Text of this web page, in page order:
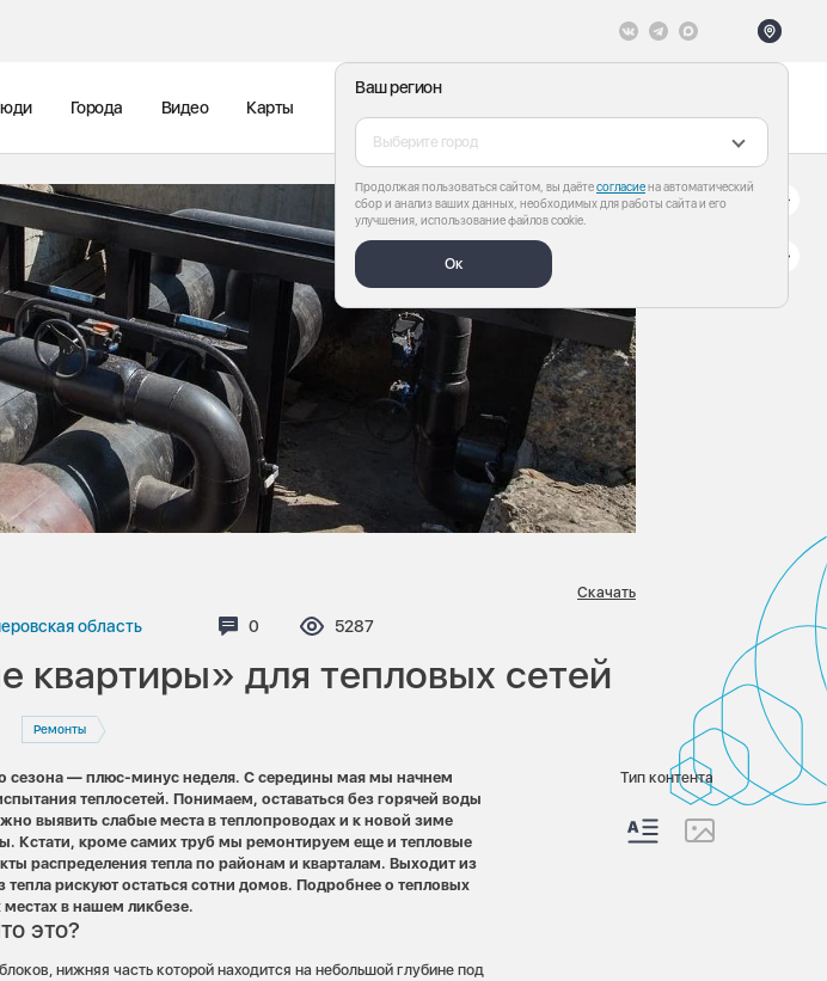
Ваш регион
Выберите город
Продолжая пользоваться сайтом, вы даётесогласиена автоматический
сбор и анализ ваших данных, необходимых для работы сайта и его
улучшения, использование файлов cookie.
Ок
Города Видео Карты
область Комментариев:
0 Просмотров:
5287
Скачать
квартиры» для тепловых сетей
Ремонты
сезона — плюс-минус неделя. С середины мая мы начнем
теплосетей. Понимаем, оставаться без горячей воды
выявить слабые места в теплопроводах и к новой зиме
Кстати, кроме самих труб мы ремонтируем еще и тепловые
распределения тепла по районам и кварталам. Выходит из
тепла рискуют остаться сотни домов. Подробнее о тепловых
в нашем ликбезе.
это?
нижняя часть которой находится на небольшой глубине под
Тип контента